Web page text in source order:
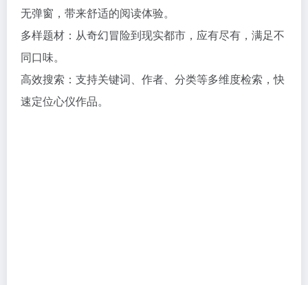
无弹窗，带来舒适的阅读体验。
多样题材：从奇幻冒险到现实都市，应有尽有，满足不
同口味。
高效搜索：支持关键词、作者、分类等多维度检索，快
速定位心仪作品。